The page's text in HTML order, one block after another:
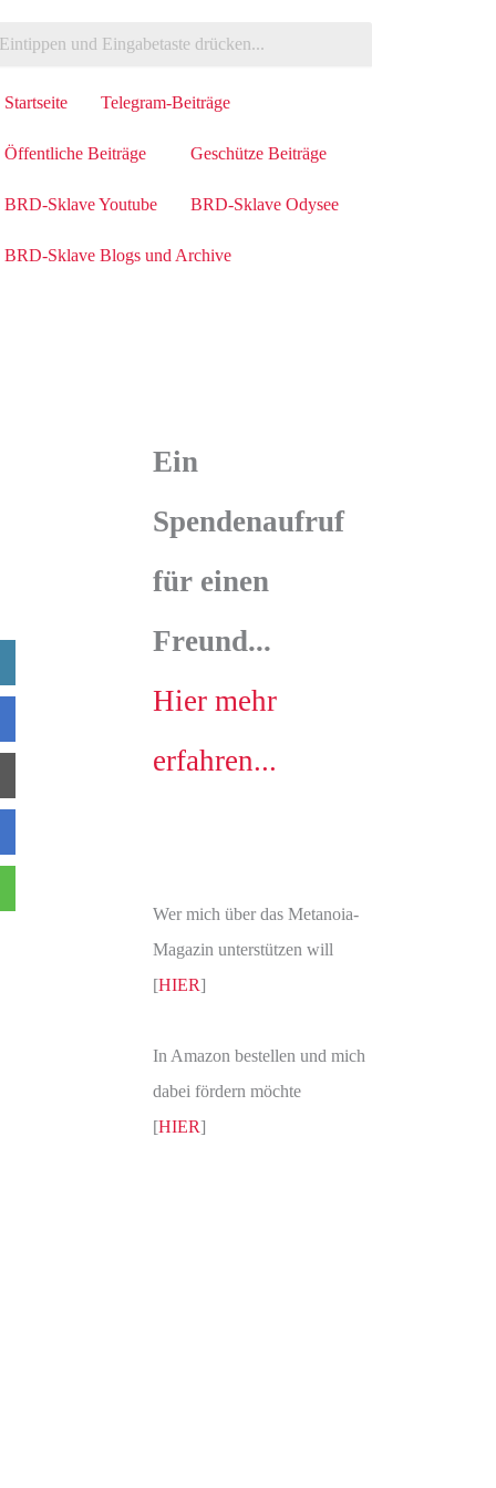
Startseite Telegram-Beiträge
Öffentliche Beiträge Geschütze Beiträge
BRD-Sklave Youtube BRD-Sklave Odysee
BRD-Sklave Blogs und Archive
Ein
Spendenaufruf
für einen
Freund...
Hier mehr
erfahren...
Wer mich über das Metanoia-
Magazin unterstützen will
[HIER]
In Amazon bestellen und mich
dabei fördern möchte
[HIER]